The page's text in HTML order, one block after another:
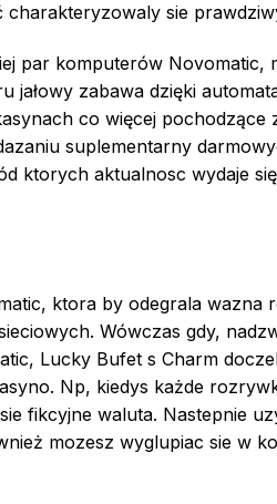
charakteryzowaly sie
par komputerów Novomatic,
jałowy zabawa dzięki
co więcej pochodzące
suplementarny
ktorych aktualnosc wydaje
ktora by odegrala wazna
Wówczas gdy,
Lucky Bufet s Charm
Np, kiedys każde
fikcyjne waluta. Nastepnie
mozesz wyglupiac sie w